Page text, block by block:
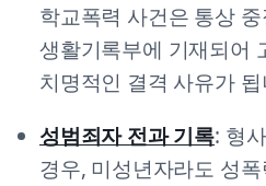
학교폭력 사건은 통상
생활기록부에 기재되어
치명적인 결격 사유가
성범죄자 전과 기록: 형
경우, 미성년자라도 성